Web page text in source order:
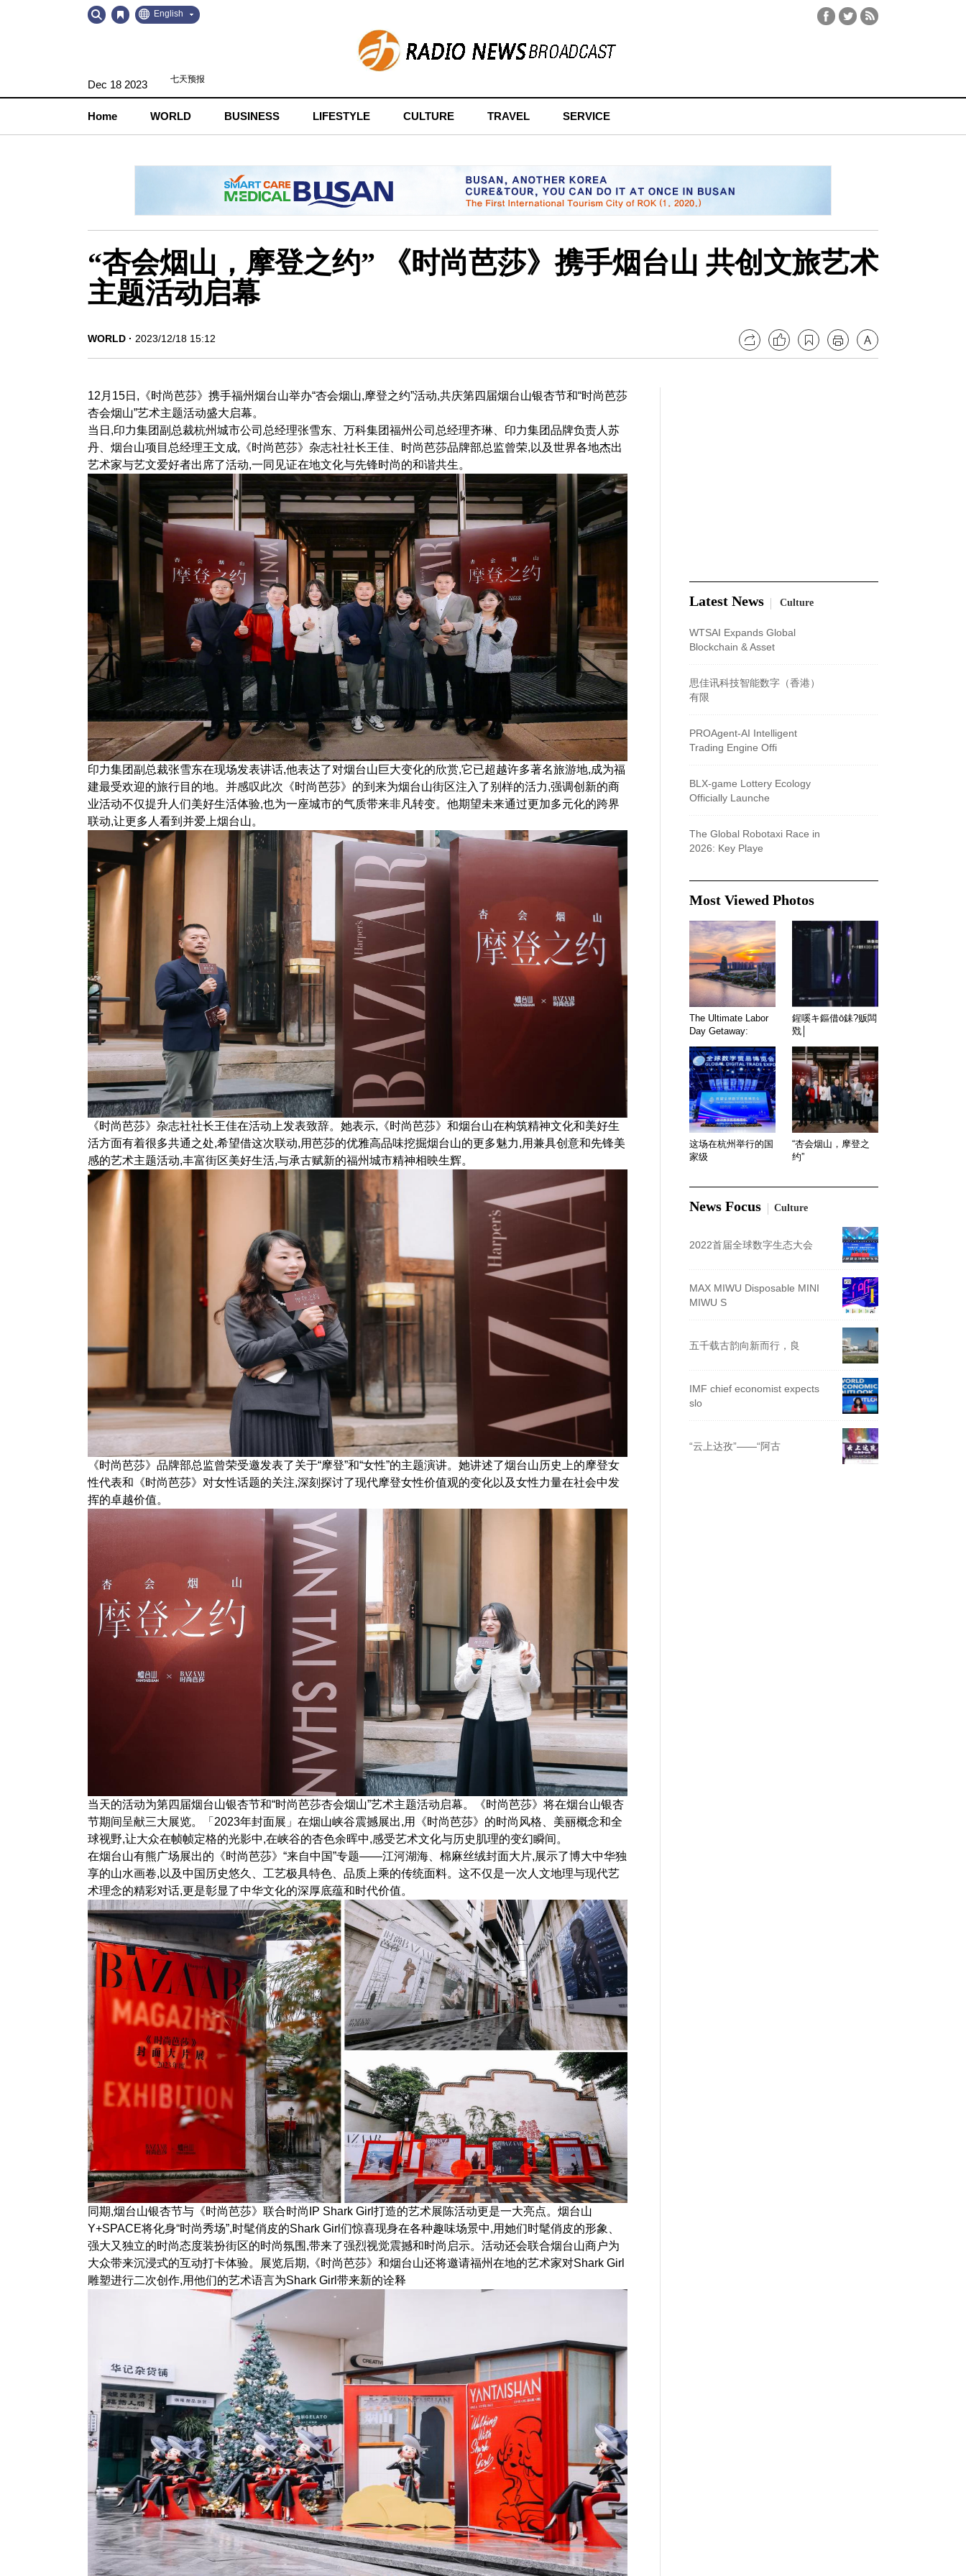
English
Dec 18 2023
Home WORLD BUSINESS LIFESTYLE CULTURE TRAVEL SERVICE
“杏会烟山，摩登之约” 《时尚芭莎》携手烟台山 共创文旅艺术
主题活动启幕
WORLD 2023/12/18 15:12
12月15日,《时尚芭莎》携手福州烟台山举办“杏会烟山,摩登之约”活动,共庆第四届烟台山银杏节和“时尚芭莎
杏会烟山”艺术主题活动盛大启幕。
当日,印力集团副总裁杭州城市公司总经理张雪东、万科集团福州公司总经理齐琳、印力集团品牌负责人苏
丹、烟台山项目总经理王文成,《时尚芭莎》杂志社社长王佳、时尚芭莎品牌部总监曾荣,以及世界各地杰出
艺术家与艺文爱好者出席了活动,一同见证在地文化与先锋时尚的和谐共生。
印力集团副总裁张雪东在现场发表讲话,他表达了对烟台山巨大变化的欣赏,它已超越许多著名旅游地,成为福
建最受欢迎的旅行目的地。并感叹此次《时尚芭莎》的到来为烟台山街区注入了别样的活力,强调创新的商
业活动不仅提升人们美好生活体验,也为一座城市的气质带来非凡转变。他期望未来通过更加多元化的跨界
联动,让更多人看到并爱上烟台山。
《时尚芭莎》杂志社社长王佳在活动上发表致辞。她表示,《时尚芭莎》和烟台山在构筑精神文化和美好生
活方面有着很多共通之处,希望借这次联动,用芭莎的优雅高品味挖掘烟台山的更多魅力,用兼具创意和先锋美
感的艺术主题活动,丰富街区美好生活,与承古赋新的福州城市精神相映生辉。
《时尚芭莎》品牌部总监曾荣受邀发表了关于“摩登”和“女性”的主题演讲。她讲述了烟台山历史上的摩登女
性代表和《时尚芭莎》对女性话题的关注,深刻探讨了现代摩登女性价值观的变化以及女性力量在社会中发
挥的卓越价值。
当天的活动为第四届烟台山银杏节和“时尚芭莎杏会烟山”艺术主题活动启幕。《时尚芭莎》将在烟台山银杏
节期间呈献三大展览。「2023年封面展」在烟山峡谷震撼展出,用《时尚芭莎》的时尚风格、美丽概念和全
球视野,让大众在帧帧定格的光影中,在峡谷的杏色余晖中,感受艺术文化与历史肌理的变幻瞬间。
在烟台山有熊广场展出的《时尚芭莎》“来自中国”专题——江河湖海、棉麻丝绒封面大片,展示了博大中华独
享的山水画卷,以及中国历史悠久、工艺极具特色、品质上乘的传统面料。这不仅是一次人文地理与现代艺
术理念的精彩对话,更是彰显了中华文化的深厚底蕴和时代价值。
同期,烟台山银杏节与《时尚芭莎》联合时尚IP Shark Girl打造的艺术展陈活动更是一大亮点。烟台山
Y+SPACE将化身“时尚秀场”,时髦俏皮的Shark Girl们惊喜现身在各种趣味场景中,用她们时髦俏皮的形象、
强大又独立的时尚态度装扮街区的时尚氛围,带来了强烈视觉震撼和时尚启示。活动还会联合烟台山商户为
大众带来沉浸式的互动打卡体验。展览后期,《时尚芭莎》和烟台山还将邀请福州在地的艺术家对Shark Girl
雕塑进行二次创作,用他们的艺术语言为Shark Girl带来新的诠释
Latest News Culture
WTSAI Expands Global
Blockchain & Asset
思佳讯科技智能数字（香港）
有限
PROAgent-AI Intelligent
Trading Engine Offi
BLX-game Lottery Ecology
Officially Launche
The Global Robotaxi Race in
2026: Key Playe
Most Viewed Photos
The Ultimate Labor
Day Getaway:
鍟嗘キ鏂借ō銇?贩闆
戣│
这场在杭州举行的国
家级
“杏会烟山，摩登之
约”
News Focus Culture
2022首届全球数字生态大会
MAX MIWU Disposable MINI
MIWU S
五千载古韵向新而行，良
IMF chief economist expects
slo
“云上达孜”——“阿古